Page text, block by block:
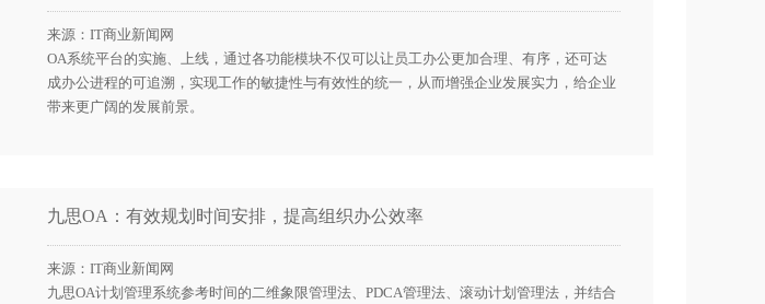
来源：IT商业新闻网
OA系统平台的实施、上线，通过各功能模块不仅可以让员工办公更加合理、有序，还可达
成办公进程的可追溯，实现工作的敏捷性与有效性的统一，从而增强企业发展实力，给企业
带来更广阔的发展前景。
九思OA：有效规划时间安排，提高组织办公效率
来源：IT商业新闻网
九思OA计划管理系统参考时间的二维象限管理法、PDCA管理法、滚动计划管理法，并结合